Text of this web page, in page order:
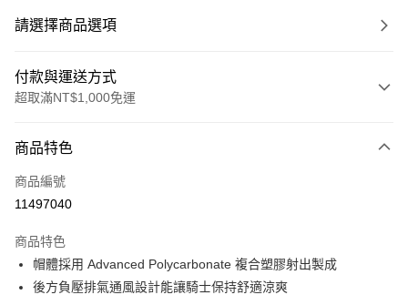
請選擇商品選項
付款與運送方式
超取滿NT$1,000免運
信用卡一次付款
超商取貨付款
ATM付款
商品特色
商品編號
11497040
商品特色
帽體採用 Advanced Polycarbonate 複合塑膠射出製成
後方負壓排氣通風設計能讓騎士保持舒適涼爽